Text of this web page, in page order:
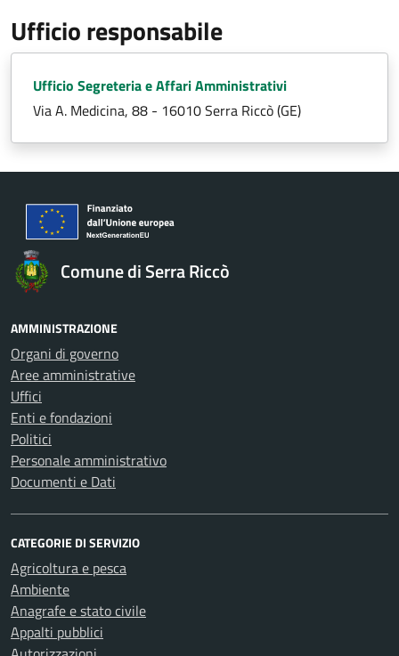
Ufficio responsabile
Ufficio Segreteria e Affari Amministrativi
Via A. Medicina, 88 - 16010 Serra Riccò (GE)
Comune di Serra Riccò
AMMINISTRAZIONE
Organi di governo
Aree amministrative
Uffici
Enti e fondazioni
Politici
Personale amministrativo
Documenti e Dati
CATEGORIE DI SERVIZIO
Agricoltura e pesca
Ambiente
Anagrafe e stato civile
Appalti pubblici